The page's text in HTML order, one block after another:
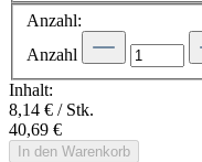
Anzahl:
Anzahl
Inhalt:
8,14 € / Stk.
40,69 €
In den Warenkorb